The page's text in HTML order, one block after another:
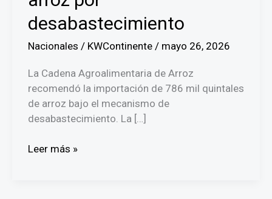
desabastecimiento
Nacionales / KWContinente / mayo 26, 2026
La Cadena Agroalimentaria de Arroz
recomendó la importación de 786 mil quintales
de arroz bajo el mecanismo de
desabastecimiento. La […]
Cadena
Leer más »